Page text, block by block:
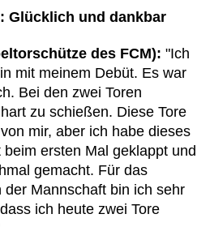
Glücklich und dankbar
des FCM): "Ich
mit meinem Debüt. Es war
Bei den zwei Toren
zu schießen. Diese Tore
mir, aber ich habe dieses
ersten Mal geklappt und
gemacht. Für das
der Mannschaft bin ich sehr
ich heute zwei Tore